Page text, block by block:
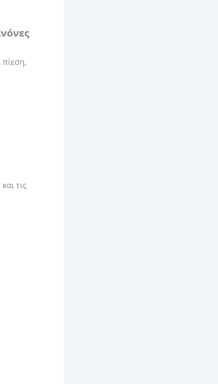
πίεση,
τις